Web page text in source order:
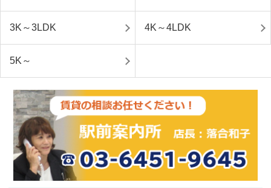
3K～3LDK 4K～4LDK
5K～